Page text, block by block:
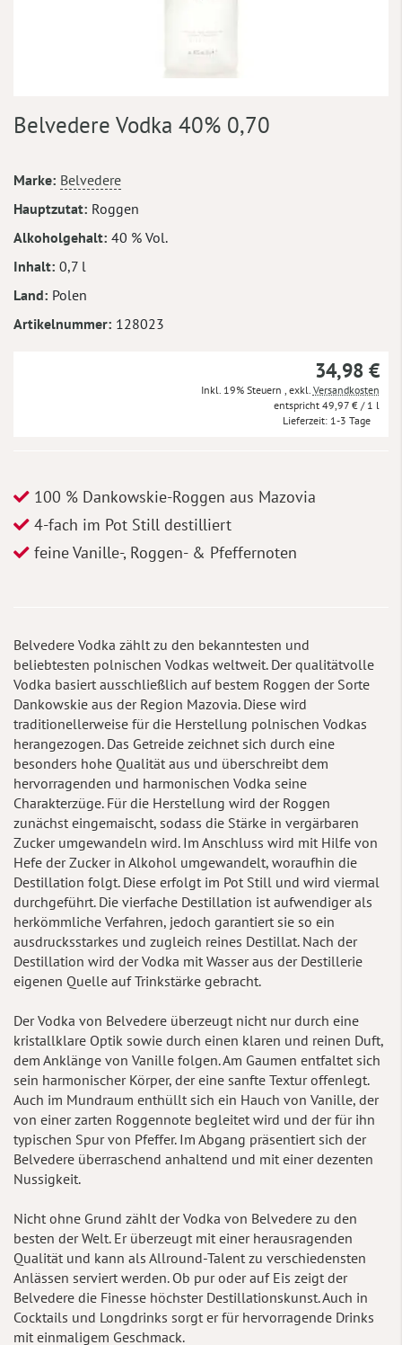
Anfang
springen
Belvedere Vodka 40% 0,70
Mehr
Informationen
Marke Belvedere
Hauptzutat Roggen
Alkoholgehalt 40 % Vol.
Inhalt 0,7 l
Land Polen
Artikelnummer 128023
34,98 €
Inkl. 19% Steuern exkl. Versandkosten
49,97 € / 1 l
Lieferzeit 1-3 Tage
100 % Dankowskie-Roggen aus Mazovia
4-fach im Pot Still destilliert
feine Vanille-, Roggen- & Pfeffernoten
Belvedere Vodka zählt zu den bekanntesten und
beliebtesten polnischen Vodkas weltweit. Der qualitätvolle
Vodka basiert ausschließlich auf bestem Roggen der Sorte
Dankowskie aus der Region Mazovia. Diese wird
traditionellerweise für die Herstellung polnischen Vodkas
herangezogen. Das Getreide zeichnet sich durch eine
besonders hohe Qualität aus und überschreibt dem
hervorragenden und harmonischen Vodka seine
Charakterzüge. Für die Herstellung wird der Roggen
zunächst eingemaischt, sodass die Stärke in vergärbaren
Zucker umgewandeln wird. Im Anschluss wird mit Hilfe von
Hefe der Zucker in Alkohol umgewandelt, woraufhin die
Destillation folgt. Diese erfolgt im Pot Still und wird viermal
durchgeführt. Die vierfache Destillation ist aufwendiger als
herkömmliche Verfahren, jedoch garantiert sie so ein
ausdrucksstarkes und zugleich reines Destillat. Nach der
Destillation wird der Vodka mit Wasser aus der Destillerie
eigenen Quelle auf Trinkstärke gebracht.
Der Vodka von Belvedere überzeugt nicht nur durch eine
kristallklare Optik sowie durch einen klaren und reinen Duft,
dem Anklänge von Vanille folgen. Am Gaumen entfaltet sich
sein harmonischer Körper, der eine sanfte Textur offenlegt.
Auch im Mundraum enthüllt sich ein Hauch von Vanille, der
von einer zarten Roggennote begleitet wird und der für ihn
typischen Spur von Pfeffer. Im Abgang präsentiert sich der
Belvedere überraschend anhaltend und mit einer dezenten
Nussigkeit.
Nicht ohne Grund zählt der Vodka von Belvedere zu den
besten der Welt. Er überzeugt mit einer herausragenden
Qualität und kann als Allround-Talent zu verschiedensten
Anlässen serviert werden. Ob pur oder auf Eis zeigt der
Belvedere die Finesse höchster Destillationskunst. Auch in
Cocktails und Longdrinks sorgt er für hervorragende Drinks
mit einmaligem Geschmack.